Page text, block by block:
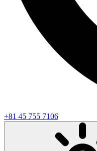
+81 45 755 7106